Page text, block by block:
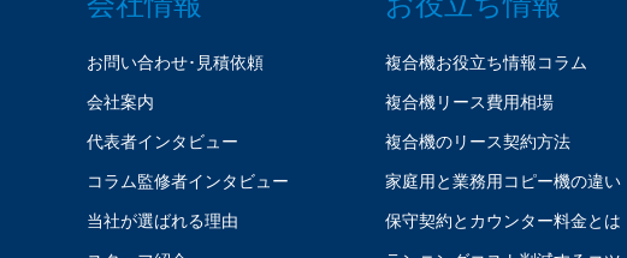
お問い合わせ･見積依頼
会社案内
代表者インタビュー
コラム監修者インタビュー
当社が選ばれる理由
複合機お役立ち情報コラム
複合機リース費用相場
複合機のリース契約方法
家庭用と業務用コピー機の違い
保守契約とカウンター料金とは